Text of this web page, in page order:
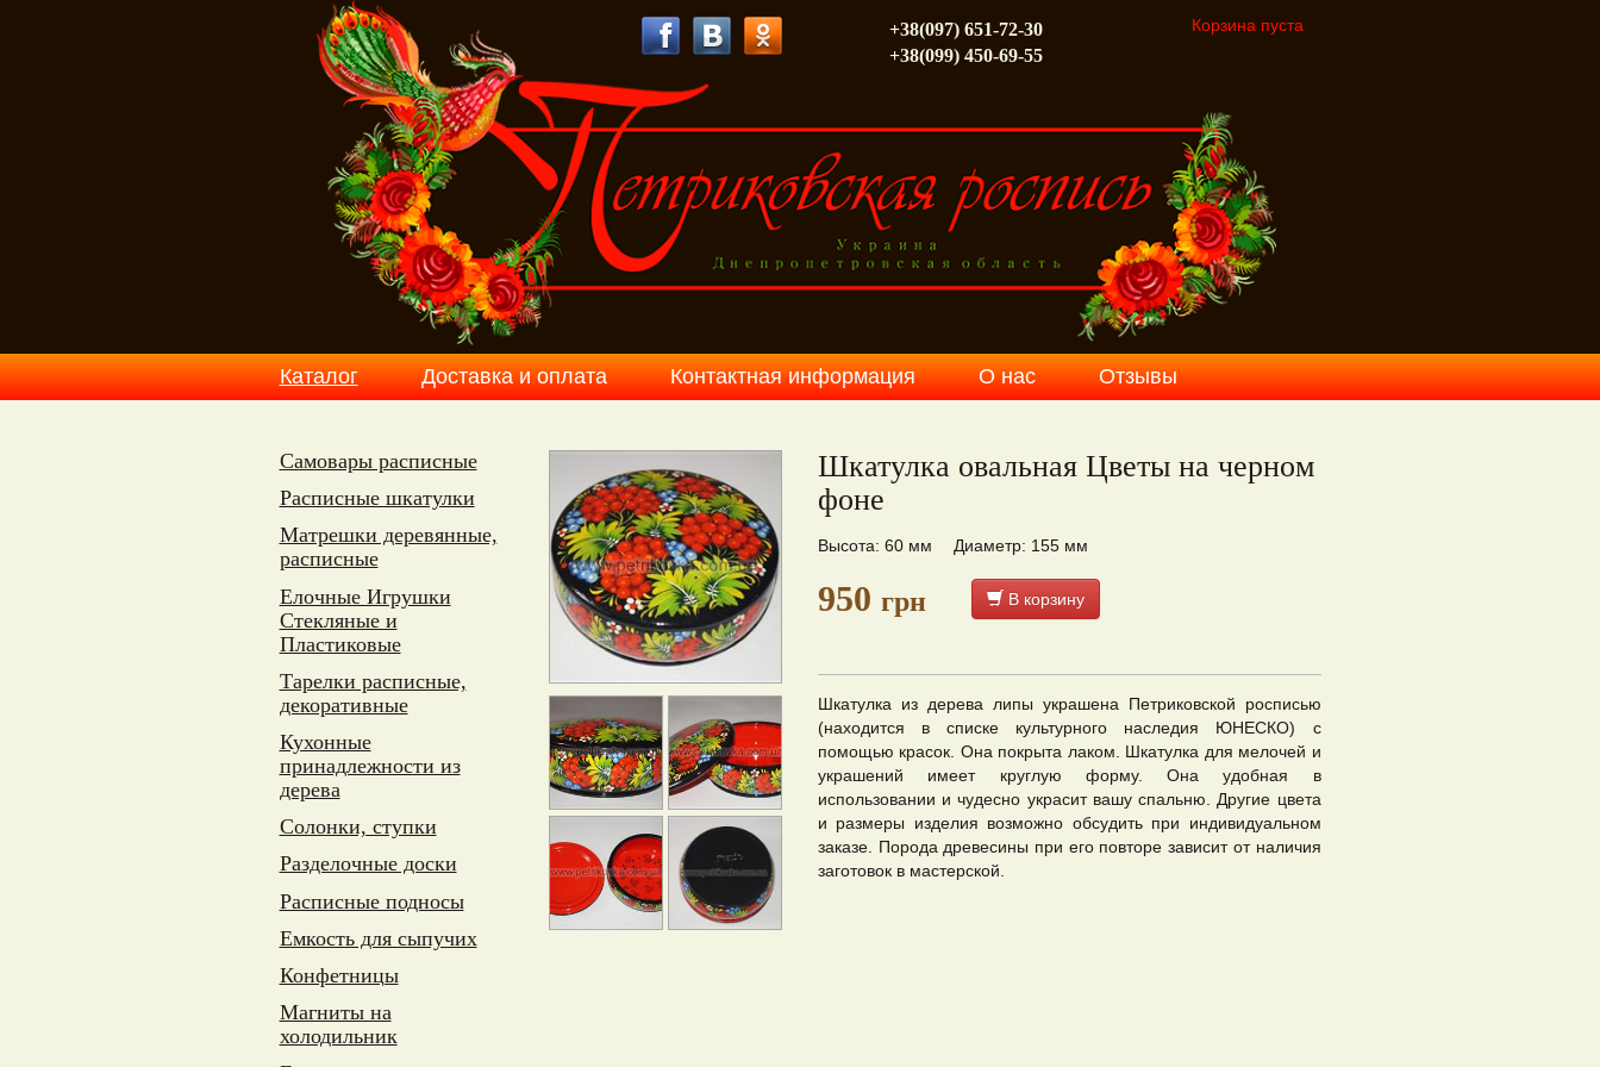
+38(097) 651-72-30
+38(099) 450-69-55
Корзина пуста
Каталог Доставка и оплата Контактная информация О нас Отзывы
Самовары расписные
Расписные шкатулки
Матрешки деревянные,
расписные
Елочные Игрушки
Стекляные и
Пластиковые
Тарелки расписные,
декоративные
Кухонные
принадлежности из
дерева
Солонки, ступки
Разделочные доски
Расписные подносы
Емкость для сыпучих
Конфетницы
Магниты на
холодильник
Шкатулка овальная Цветы на черном
фоне
Высота: 60 мм Диаметр: 155 мм
950 грн В корзину
Шкатулка из дерева липы украшена Петриковской росписью
(находится в списке культурного наследия ЮНЕСКО) с
помощью красок. Она покрыта лаком. Шкатулка для мелочей и
украшений имеет круглую форму. Она удобная в
использовании и чудесно украсит вашу спальню. Другие цвета
и размеры изделия возможно обсудить при индивидуальном
заказе. Порода древесины при его повторе зависит от наличия
заготовок в мастерской.